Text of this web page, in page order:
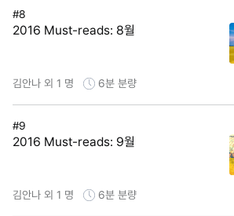
#8
2016 Must-reads: 8월
김안나 외 1 명 6분 분량
#9
2016 Must-reads: 9월
김안나 외 1 명 6분 분량